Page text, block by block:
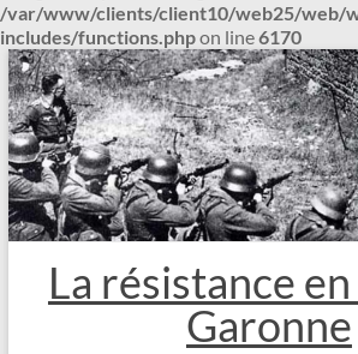
/var/www/clients/client10/web25/web/
includes/functions.phpon line6170
Aller
au
contenu
La résistance
Garonne